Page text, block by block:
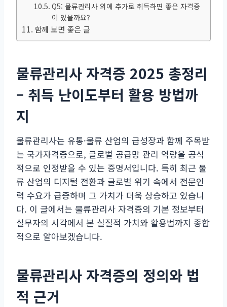
Q5: 물류관리사 외에 추가로 취득하면 좋은 자격증
이 있을까요?
함께 보면 좋은 글
물류관리사 자격증 2025 총정리
– 취득 난이도부터 활용 방법까
지
물류관리사는 유통·물류 산업의 급성장과 함께 주목받
는 국가자격증으로, 글로벌 공급망 관리 역량을 공식
적으로 인정받을 수 있는 증명서입니다. 특히 최근 물
류 산업의 디지털 전환과 글로벌 위기 속에서 전문인
력 수요가 급증하며 그 가치가 더욱 상승하고 있습니
다. 이 글에서는 물류관리사 자격증의 기본 정보부터
실무자의 시각에서 본 실질적 가치와 활용법까지 종합
적으로 알아보겠습니다.
물류관리사 자격증의 정의와 법
적 근거